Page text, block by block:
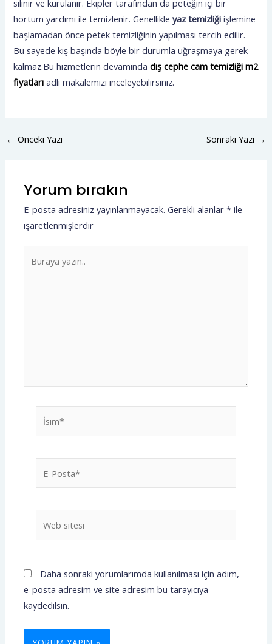
silinir ve kurulanır. Ekipler tarafından da peteğin içi bir
hortum yardımı ile temizlenir. Genellikleyaz temizliğiişlemine
başlamadan önce petek temizliğinin yapılması tercih edilir.
Bu sayede kış başında böyle bir durumla uğraşmaya gerek
kalmaz.Bu hizmetlerin devamındadış cephe cam temizliği m2
fiyatları adlı makalemizi inceleyebilirsiniz.
← Önceki Yazı Sonraki Yazı →
Yorum bırakın
E-posta adresiniz yayınlanmayacak. Gerekli alanlar* ile
işaretlenmişlerdir
Posta*
Daha sonraki yorumlarımda kullanılması için adım,
e-posta adresim ve site adresim bu tarayıcıya
kaydedilsin.